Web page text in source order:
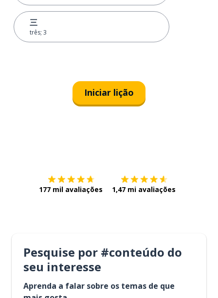
三
três; 3
Iniciar lição
177 mil avaliações 1,47 mi avaliações
Pesquise por #conteúdo do
seu interesse
Aprenda a falar sobre os temas de que